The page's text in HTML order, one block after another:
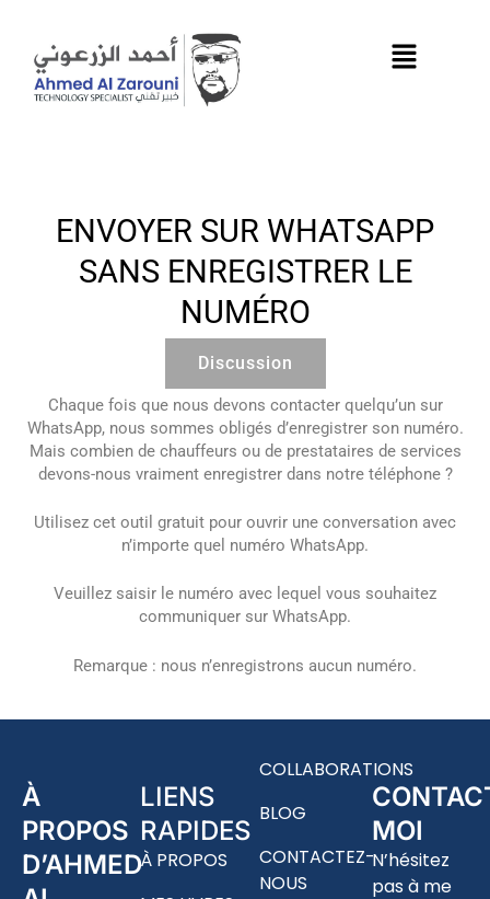
contenu
ENVOYER SUR WHATSAPP
SANS ENREGISTRER LE
NUMÉRO
Discussion
Chaque fois que nous devons contacter quelqu’un sur
WhatsApp, nous sommes obligés d’enregistrer son numéro.
Mais combien de chauffeurs ou de prestataires de services
devons-nous vraiment enregistrer dans notre téléphone ?
Utilisez cet outil gratuit pour ouvrir une conversation avec
n’importe quel numéro WhatsApp.
Veuillez saisir le numéro avec lequel vous souhaitez
communiquer sur WhatsApp.
Remarque : nous n’enregistrons aucun numéro.
À
PROPOS
D’AHMED
LIENS
RAPIDES
À PROPOS
COLLABORATIONS
BLOG
CONTACTEZ-
NOUS
MOI
N’hésitez
pas à me